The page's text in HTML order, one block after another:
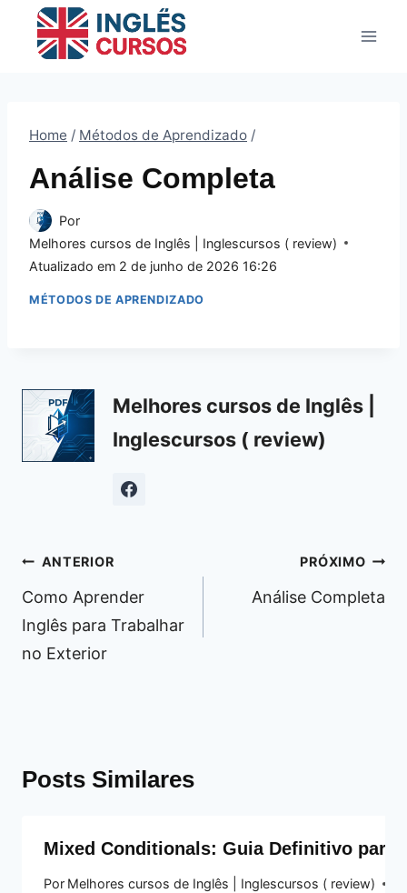
Home / Métodos de Aprendizado /
Análise Completa
Por
Melhores cursos de Inglês | Inglescursos ( review)
Atualizado em 2 de junho de 2026 16:26
MÉTODOS DE APRENDIZADO
Melhores cursos de Inglês |
Inglescursos ( review)
Navegação
de
Post
ANTERIOR
Como Aprender
Inglês para Trabalhar
no Exterior
PRÓXIMO
Análise Completa
Posts Similares
Mixed Conditionals: Guia Definitivo para
Por Melhores cursos de Inglês | Inglescursos ( review)